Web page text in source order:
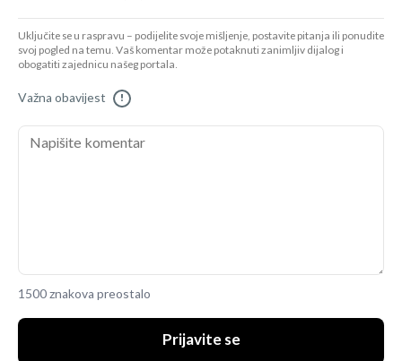
Uključite se u raspravu – podijelite svoje mišljenje, postavite pitanja ili ponudite
svoj pogled na temu. Vaš komentar može potaknuti zanimljiv dijalog i
obogatiti zajednicu našeg portala.
Važna obavijest !
1500 znakova preostalo
Prijavite se